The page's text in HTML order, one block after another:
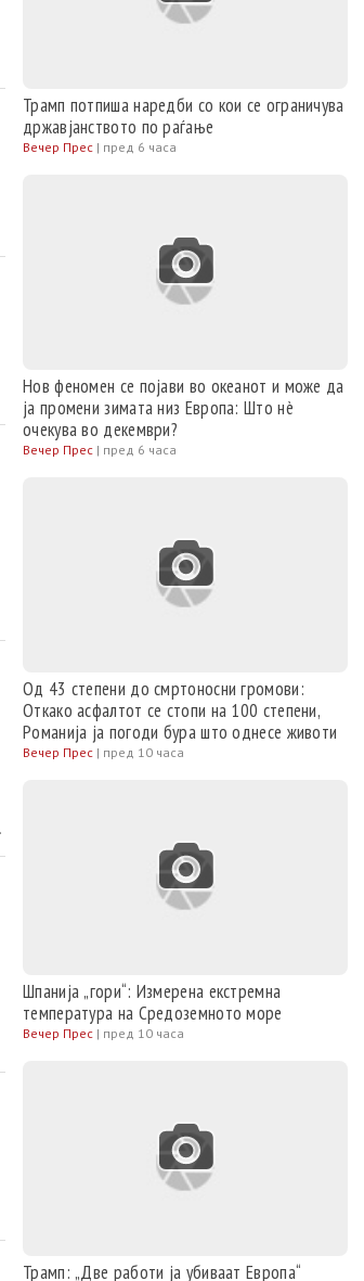
Трамп потпиша наредби со кои се ограничува
државјанството по раѓање
Вечер Прес | пред 6 часа
Нов феномен се појави во океанот и може да
ја промени зимата низ Европа: Што нè
очекува во декември?
Вечер Прес | пред 6 часа
Од 43 степени до смртоносни громови:
Откако асфалтот се стопи на 100 степени,
Романија ја погоди бура што однесе животи
Вечер Прес | пред 10 часа
Шпанија „гори“: Измерена екстремна
температура на Средоземното море
Вечер Прес | пред 10 часа
Трамп: „Две работи ја убиваат Европа“